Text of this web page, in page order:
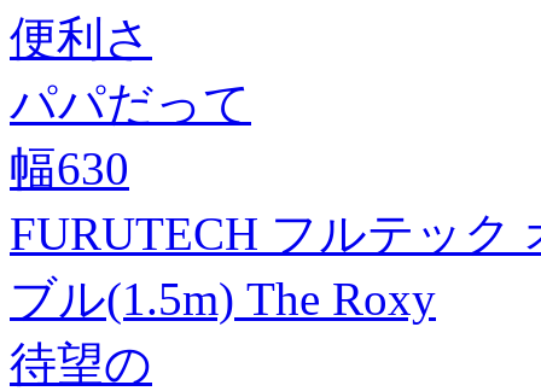
便利さ
パパだって
幅630
FURUTECH フルテック
ブル(1.5m) The Roxy
待望の